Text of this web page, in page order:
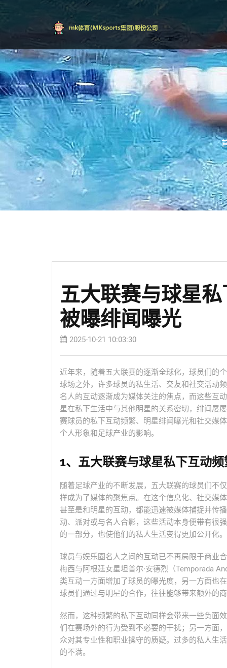
五大联赛与球星
被曝绯闻曝光
2025-10-21 10:03:30
近年来，随着五大联赛的逐渐全球化，球员们的
球场之外，许多球员的私生活、交友和社交活动
名人的互动逐渐成为媒体关注的焦点，而这些互
星在私下生活中与其他明星的关系密切，绯闻屡
赛球员的私下互动频繁、明星绯闻曝光和社交媒
个人形象和足球产业的影响。
1、五大联赛与球星私下互动频
随着足球产业的不断发展，五大联赛的球员们不
样成为了媒体的聚焦点。在这个信息化、社交媒
甚至是和明星的互动，都能迅速被媒体捕捉并传
动、派对或与名人合影，这些活动本身便带有很
的一部分，也使他们的私人生活变得更加公开化。
球员与娱乐圈名人之间的互动已不再局限于商业
梅西与阿根廷女星坦普尔·安德烈（Temporada
类互动一方面增加了球员的曝光度，另一方面也
球员们通过与明星的合作，往往能够带来额外的
然而，这种频繁的私下互动同样会带来一些负面
们在赛场外的行为受到不必要的干扰；另一方面
众对其专业性和职业操守的质疑。过多的私人生
的不满。